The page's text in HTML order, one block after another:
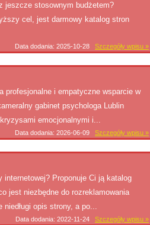
jeszcze stosownym budżetem?
cel, jest darmowy katalog stron
Data dodania: 2025-10-28 Szczegóły wpisu »
i empatyczne wsparcie w
gabinet psychologa Lublin
emocjonalnymi i...
Data dodania: 2026-06-09 Szczegóły wpisu »
Proponuje Ci ją katalog
jest niezbędne do rozreklamowania
opis strony, a po...
Data dodania: 2022-11-24 Szczegóły wpisu »